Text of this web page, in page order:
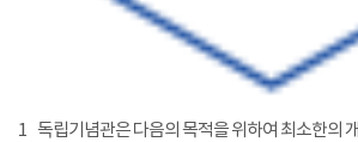
1 독립기념관은 다음의 목적을 위하여 최소한의